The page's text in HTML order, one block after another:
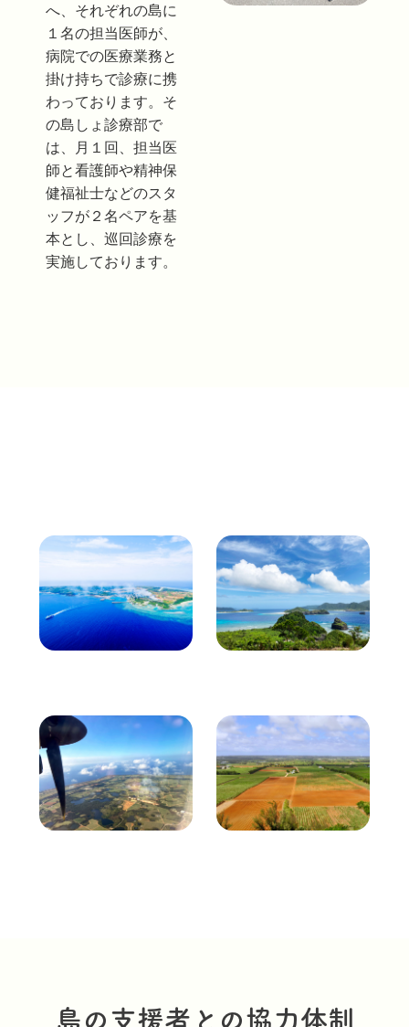
へ、それぞれの島に
１名の担当医師が、
病院での医療業務と
掛け持ちで診療に携
わっております。そ
の島しょ診療部で
は、月１回、担当医
師と看護師や精神保
健福祉士などのスタ
ッフが２名ペアを基
本とし、巡回診療を
実施しております。
島の支援者との協力体制​